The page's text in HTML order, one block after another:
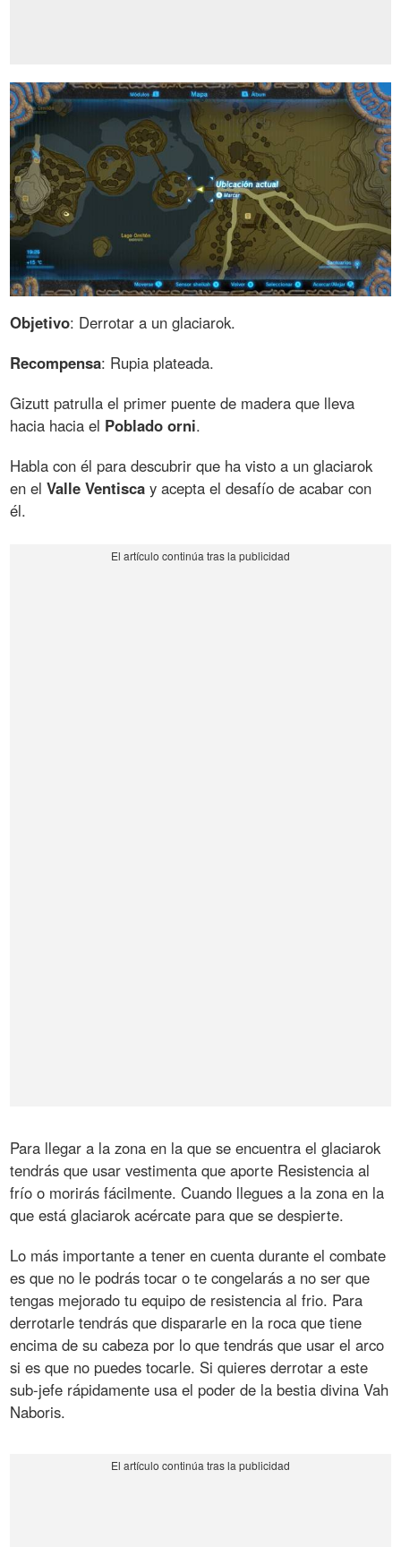
Objetivo: Derrotar a un glaciarok.
Recompensa: Rupia plateada.
Gizutt patrulla el primer puente de madera que lleva
hacia hacia el Poblado orni.
Habla con él para descubrir que ha visto a un glaciarok
en elValle Ventisca y acepta el desafío de acabar con
él.
Para llegar a la zona en la que se encuentra el glaciarok
tendrás que usar vestimenta que aporte Resistencia al
frío o morirás fácilmente. Cuando llegues a la zona en la
que está glaciarok acércate para que se despierte.
Lo más importante a tener en cuenta durante el combate
es que no le podrás tocar o te congelarás a no ser que
tengas mejorado tu equipo de resistencia al frio. Para
derrotarle tendrás que dispararle en la roca que tiene
encima de su cabeza por lo que tendrás que usar el arco
si es que no puedes tocarle. Si quieres derrotar a este
sub-jefe rápidamente usa el poder de la bestia divina Vah
Naboris.